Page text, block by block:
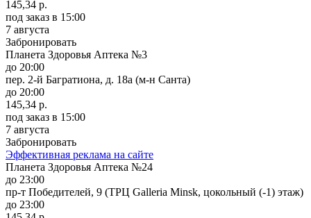
145,34 р.
под заказ в 15:00
7 августа
Забронировать
Планета Здоровья Аптека №3
до 20:00
пер. 2-й Багратиона, д. 18а (м-н Санта)
до 20:00
145,34 р.
под заказ в 15:00
7 августа
Забронировать
Эффективная реклама на сайте
Планета Здоровья Аптека №24
до 23:00
пр-т Победителей, 9 (ТРЦ Galleria Minsk, цокольный (-1) этаж)
до 23:00